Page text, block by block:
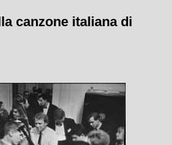
canzone italiana di